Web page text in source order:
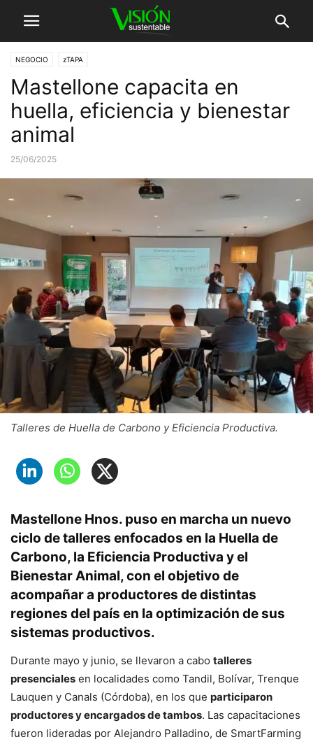
NEGOCIO zTAPA
Mastellone capacita en
huella, eficiencia y bienestar
animal
25/06/2025
Talleres de Huella de Carbono y Eficiencia Productiva.
Mastellone Hnos. puso en marcha un nuevo
ciclo de talleres enfocados en la Huella de
Carbono, la Eficiencia Productiva y el
Bienestar Animal, con el objetivo de
acompañar a productores de distintas
regiones del país en la optimización de sus
sistemas productivos.
Durante mayo y junio, se llevaron a cabo talleres
presenciales en localidades como Tandil, Bolívar, Trenque
Lauquen y Canals (Córdoba), en los que participaron
productores y encargados de tambos. Las capacitaciones
fueron lideradas por Alejandro Palladino, de SmartFarming